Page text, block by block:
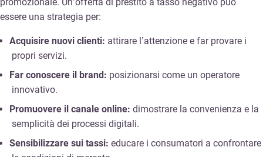
promozionale. Un’offerta di prestito a tasso negativo può
essere una strategia per:
Acquisire nuovi clienti: attirare l’attenzione e far provare i
propri servizi.
Far conoscere il brand: posizionarsi come un operatore
innovativo.
Promuovere il canale online: dimostrare la convenienza e la
semplicità dei processi digitali.
Sensibilizzare sui tassi: educare i consumatori a confrontare